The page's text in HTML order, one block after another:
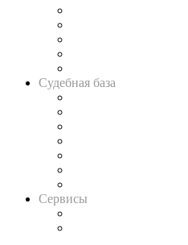
Судебная база
Сервисы